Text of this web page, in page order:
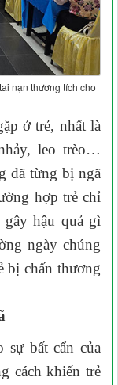
nạn thương tích cho
ở trẻ, nhất là
leo trèo…
đã từng bị ngã
hợp trẻ chỉ
hậu quả gì
ngày chúng
bị chấn thương
sự bất cẩn của
cách khiến trẻ